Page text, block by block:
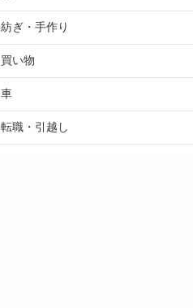
紡ぎ・手作り
買い物
車
転職・引越し